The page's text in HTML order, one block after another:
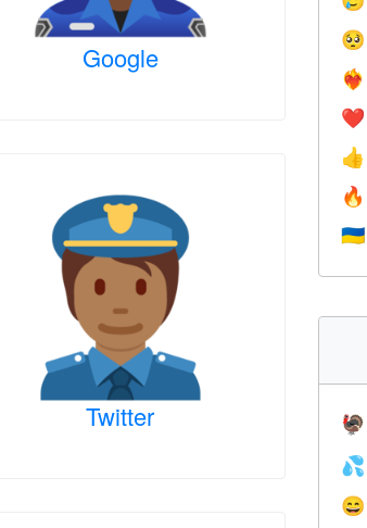
Google
Twitter
🥺
❤️‍🔥
❤️
👍
🔥
🇺🇦
🦃
💦
😄